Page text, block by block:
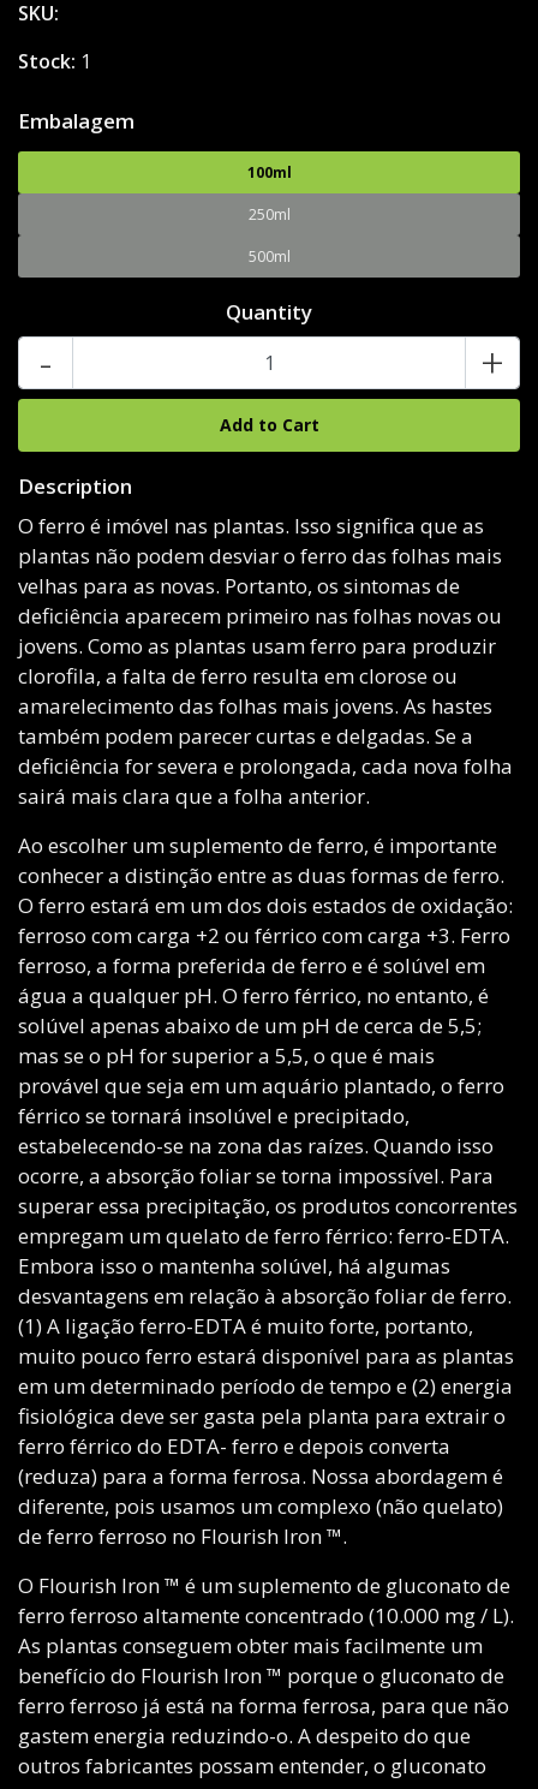
SKU:
Stock: 1
Embalagem
100ml
250ml
500ml
Quantity
- +
Description
O ferro é imóvel nas plantas. Isso significa que as
plantas não podem desviar o ferro das folhas mais
velhas para as novas. Portanto, os sintomas de
deficiência aparecem primeiro nas folhas novas ou
jovens. Como as plantas usam ferro para produzir
clorofila, a falta de ferro resulta em clorose ou
amarelecimento das folhas mais jovens. As hastes
também podem parecer curtas e delgadas. Se a
deficiência for severa e prolongada, cada nova folha
sairá mais clara que a folha anterior.
Ao escolher um suplemento de ferro, é importante
conhecer a distinção entre as duas formas de ferro.
O ferro estará em um dos dois estados de oxidação:
ferroso com carga +2 ou férrico com carga +3. Ferro
ferroso, a forma preferida de ferro e é solúvel em
água a qualquer pH. O ferro férrico, no entanto, é
solúvel apenas abaixo de um pH de cerca de 5,5;
mas se o pH for superior a 5,5, o que é mais
provável que seja em um aquário plantado, o ferro
férrico se tornará insolúvel e precipitado,
estabelecendo-se na zona das raízes. Quando isso
ocorre, a absorção foliar se torna impossível. Para
superar essa precipitação, os produtos concorrentes
empregam um quelato de ferro férrico: ferro-EDTA.
Embora isso o mantenha solúvel, há algumas
desvantagens em relação à absorção foliar de ferro.
(1) A ligação ferro-EDTA é muito forte, portanto,
muito pouco ferro estará disponível para as plantas
em um determinado período de tempo e (2) energia
fisiológica deve ser gasta pela planta para extrair o
ferro férrico do EDTA- ferro e depois converta
(reduza) para a forma ferrosa. Nossa abordagem é
diferente, pois usamos um complexo (não quelato)
de ferro ferroso no Flourish Iron ™.
O Flourish Iron ™ é um suplemento de gluconato de
ferro ferroso altamente concentrado (10.000 mg / L).
As plantas conseguem obter mais facilmente um
benefício do Flourish Iron ™ porque o gluconato de
ferro ferroso já está na forma ferrosa, para que não
gastem energia reduzindo-o. A despeito do que
outros fabricantes possam entender, o gluconato